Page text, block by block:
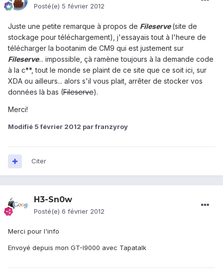
Posté(e) 5 février 2012
Juste une petite remarque à propos de Fileserve(site de
stockage pour téléchargement), j'essayais tout à l'heure de
télécharger la bootanim de CM9 qui est justement sur
Fileserve... impossible, çà ramène toujours à la demande code
à la c**, tout le monde se plaint de ce site que ce soit ici, sur
XDA ou ailleurs... alors s'il vous plait, arrêter de stocker vos
données là bas (Fileserve).
Merci!
Modifié 5 février 2012 par franzyroy
Citer
H3-Sn0w
Posté(e) 6 février 2012
Merci pour l'info
Envoyé depuis mon GT-I9000 avec Tapatalk